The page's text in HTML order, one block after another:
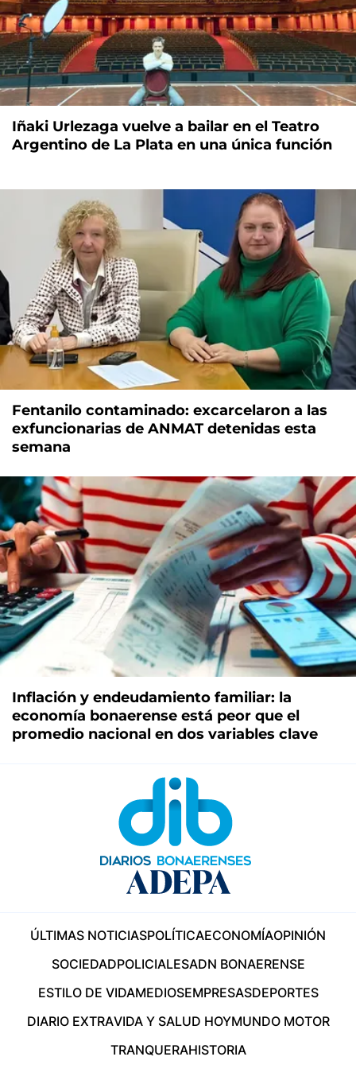
Iñaki Urlezaga vuelve a bailar en el Teatro
Argentino de La Plata en una única función
Fentanilo contaminado: excarcelaron a las
exfuncionarias de ANMAT detenidas esta
semana
Inflación y endeudamiento familiar: la
economía bonaerense está peor que el
promedio nacional en dos variables clave
ÚLTIMAS NOTICIASPOLÍTICAECONOMÍAOPINIÓN
SOCIEDADPOLICIALESADN BONAERENSE
ESTILO DE VIDAMEDIOSEMPRESASDEPORTES
DIARIO EXTRAVIDA Y SALUD HOYMUNDO MOTOR
TRANQUERAHISTORIA